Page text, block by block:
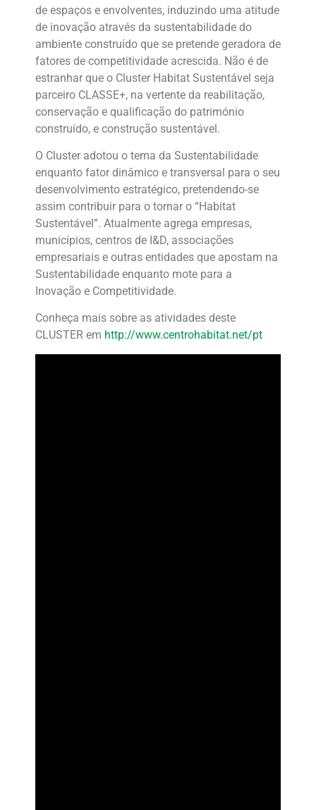
de espaços e envolventes, induzindo uma atitude
de inovação através da sustentabilidade do
ambiente construído que se pretende geradora de
fatores de competitividade acrescida. Não é de
estranhar que o Cluster Habitat Sustentável seja
parceiro CLASSE+, na vertente da reabilitação,
conservação e qualificação do património
construído, e construção sustentável.
O Cluster adotou o tema da Sustentabilidade
enquanto fator dinâmico e transversal para o seu
desenvolvimento estratégico, pretendendo-se
assim contribuir para o tornar o “Habitat
Sustentável”. Atualmente agrega empresas,
municípios, centros de I&D, associações
empresariais e outras entidades que apostam na
Sustentabilidade enquanto mote para a
Inovação e Competitividade.
Conheça mais sobre as atividades deste
CLUSTER em http://www.centrohabitat.net/pt